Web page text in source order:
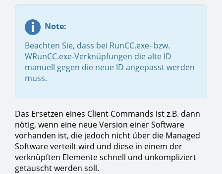
Note:
Beachten Sie, dass bei RunCC.exe- bzw.
WRunCC.exe-Verknüpfungen die alte ID
manuell gegen die neue ID angepasst werden
muss.
Das Ersetzen eines Client Commands ist z.B. dann
nötig, wenn eine neue Version einer Software
vorhanden ist, die jedoch nicht über die Managed
Software verteilt wird und diese in einem der
verknüpften Elemente schnell und unkompliziert
getauscht werden soll.